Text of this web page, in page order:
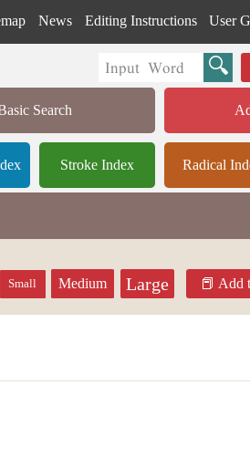
News Editing Instructions User
Search
Stroke Index Radical
Small Medium Large Add